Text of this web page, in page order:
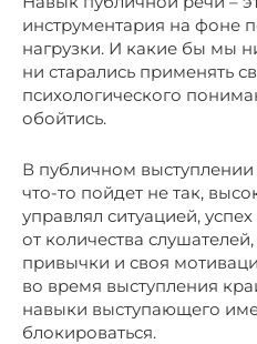
инструментария на фоне
нагрузки. И какие бы мы
ни старались применять
психологического
обойтись.
В публичном выступлении
что-то пойдет не так,
управлял ситуацией,
от количества
привычки и своя
во время выступления
навыки выступающего
блокироваться.